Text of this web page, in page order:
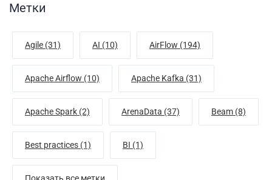
Метки
Agile (31) AI (10) AirFlow (194)
Apache Airflow (10) Apache Kafka (31)
Apache Spark (2) ArenaData (37) Beam (8)
Best practices (1) BI (1)